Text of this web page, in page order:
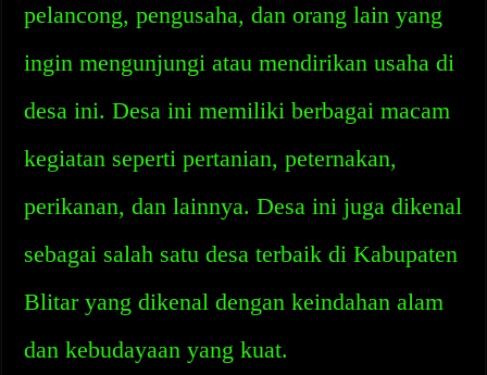
pelancong, pengusaha, dan orang lain yang
ingin mengunjungi atau mendirikan usaha di
desa ini. Desa ini memiliki berbagai macam
kegiatan seperti pertanian, peternakan,
perikanan, dan lainnya. Desa ini juga dikenal
sebagai salah satu desa terbaik di Kabupaten
Blitar yang dikenal dengan keindahan alam
dan kebudayaan yang kuat.